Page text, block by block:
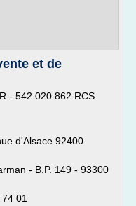
et de
- 542 020 862 RCS
d'Alsace 92400
- B.P. 149 - 93300
01